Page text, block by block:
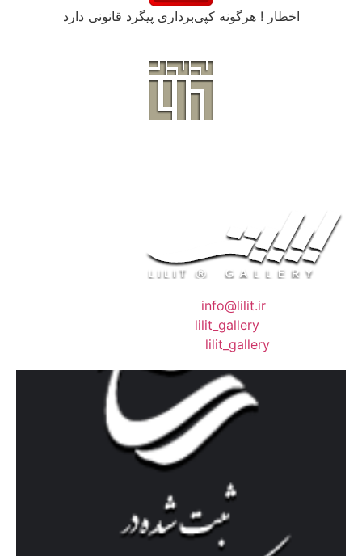
اخطار ! هرگونه کپی‌برداری پیگرد قانونی دارد
info@lilit.ir
lilit_gallery
lilit_gallery